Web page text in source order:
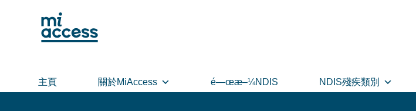
主頁 關於MiAccess é—œæ–¼NDIS NDIS殘疾類別